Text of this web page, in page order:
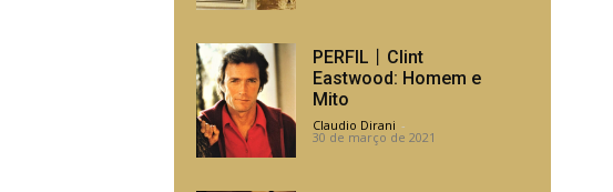
PERFIL丨Clint
Eastwood: Homem e
Mito
Claudio Dirani -
30 de março de 2021